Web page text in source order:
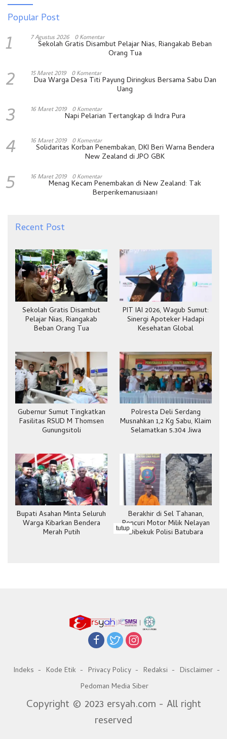
Popular Post
1 7 Agustus 2026 0 Komentar
Sekolah Gratis Disambut Pelajar Nias, Riangakab Beban
Orang Tua
2 15 Maret 2019 0 Komentar
Dua Warga Desa Titi Payung Diringkus Bersama Sabu Dan
Uang
3 16 Maret 2019 0 Komentar
Napi Pelarian Tertangkap di Indra Pura
4 16 Maret 2019 0 Komentar
Solidaritas Korban Penembakan, DKI Beri Warna Bendera
New Zealand di JPO GBK
5 16 Maret 2019 0 Komentar
Menag Kecam Penembakan di New Zealand: Tak
Berperikemanusiaan!
Recent Post
Sekolah Gratis Disambut
Pelajar Nias, Riangakab
Beban Orang Tua
PIT IAI 2026, Wagub Sumut:
Sinergi Apoteker Hadapi
Kesehatan Global
Gubernur Sumut Tingkatkan
Fasilitas RSUD M Thomsen
Gunungsitoli
Polresta Deli Serdang
Musnahkan 1,2 Kg Sabu, Klaim
Selamatkan 5.304 Jiwa
Bupati Asahan Minta Seluruh
Warga Kibarkan Bendera
Merah Putih
Berakhir di Sel Tahanan,
Pencuri Motor Milik Nelayan
Dibekuk Polisi Batubara
Indeks Kode Etik Privacy Policy Redaksi
Disclaimer
Pedoman Media Siber
Copyright © 2023 ersyah.com - All right
reserved
tutup